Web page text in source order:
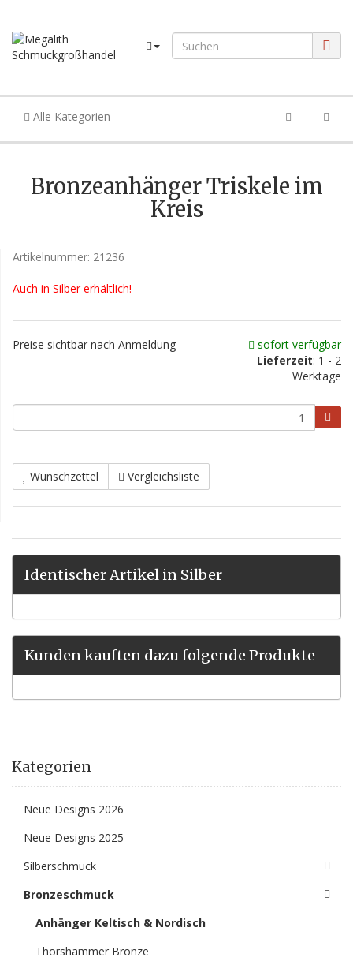
Alle Kategorien
Bronzeanhänger Triskele im
Kreis
Artikelnummer: 21236
Auch in Silber erhältlich!
Preise sichtbar nach Anmeldung
sofort verfügbar
Lieferzeit: 1 - 2
Werktage
Wunschzettel Vergleichsliste
Identischer Artikel in Silber
Kunden kauften dazu folgende Produkte
Kategorien
Neue Designs 2026
Neue Designs 2025
Silberschmuck
Bronzeschmuck
Anhänger Keltisch & Nordisch
Thorshammer Bronze